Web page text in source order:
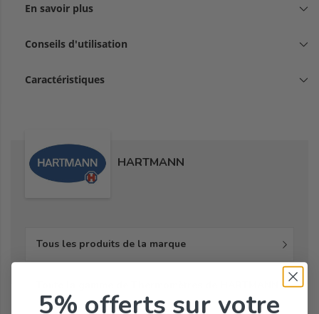
En savoir plus
Conseils d'utilisation
Caractéristiques
HARTMANN
Tous les produits de la marque
5% offerts sur votre